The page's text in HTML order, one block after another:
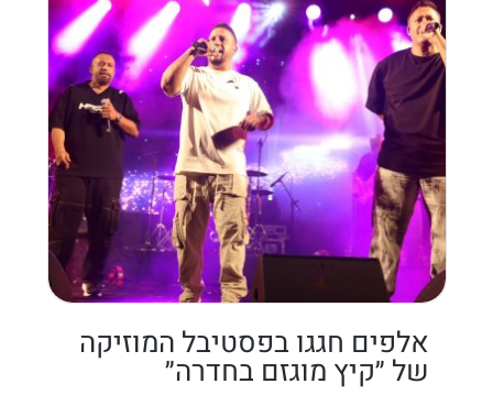
אלפים חגגו בפסטיבל המוזיקה
של ״קיץ מוגזם בחדרה״